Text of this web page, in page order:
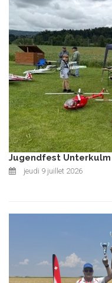
Jugendfest Unterkulm
jeudi 9 juillet 2026